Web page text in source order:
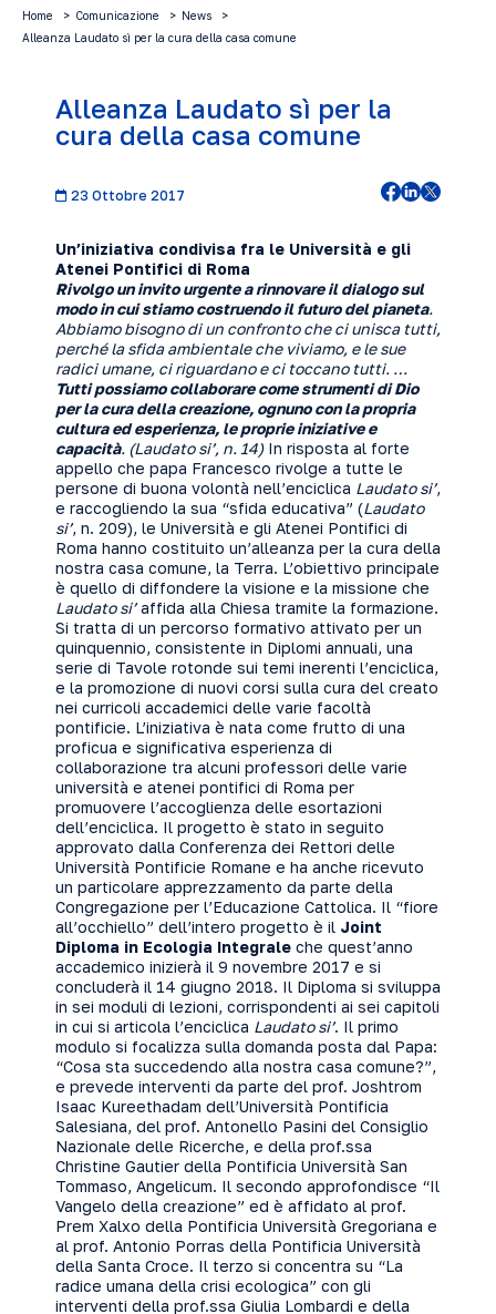
Home Comunicazione
News
Alleanza Laudato sì per la cura della casa comune
Alleanza Laudato sì per la
cura della casa comune
23 Ottobre 2017
Un’iniziativa condivisa fra le Università e gli
Atenei Pontifici di Roma
Rivolgo un invito urgente a rinnovare il dialogo sul
modo in cui stiamo costruendo il futuro del pianeta.
Abbiamo bisogno di un confronto che ci unisca tutti,
perché la sfida ambientale che viviamo, e le sue
radici umane, ci riguardano e ci toccano tutti. …
Tutti possiamo collaborare come strumenti di Dio
per la cura della creazione, ognuno con la propria
cultura ed esperienza, le proprie iniziative e
capacità. (Laudato si’, n. 14)In risposta al forte
appello che papa Francesco rivolge a tutte le
persone di buona volontà nell’enciclica Laudato si’,
e raccogliendo la sua “sfida educativa” (Laudato
si’, n. 209), le Università e gli Atenei Pontifici di
Roma hanno costituito un’alleanza per la cura della
nostra casa comune, la Terra. L’obiettivo principale
è quello di diffondere la visione e la missione che
Laudato si’affida alla Chiesa tramite la formazione.
Si tratta di un percorso formativo attivato per un
quinquennio, consistente in Diplomi annuali, una
serie di Tavole rotonde sui temi inerenti l’enciclica,
e la promozione di nuovi corsi sulla cura del creato
nei curricoli accademici delle varie facoltà
pontificie. L’iniziativa è nata come frutto di una
proficua e significativa esperienza di
collaborazione tra alcuni professori delle varie
università e atenei pontifici di Roma per
promuovere l’accoglienza delle esortazioni
dell’enciclica. Il progetto è stato in seguito
approvato dalla Conferenza dei Rettori delle
Università Pontificie Romane e ha anche ricevuto
un particolare apprezzamento da parte della
Congregazione per l’Educazione Cattolica. Il “fiore
all’occhiello” dell’intero progetto è il Joint
Diploma in Ecologia Integrale che quest’anno
accademico inizierà il 9 novembre 2017 e si
concluderà il 14 giugno 2018. Il Diploma si sviluppa
in sei moduli di lezioni, corrispondenti ai sei capitoli
in cui si articola l’enciclica Laudato si’. Il primo
modulo si focalizza sulla domanda posta dal Papa:
“Cosa sta succedendo alla nostra casa comune?”,
e prevede interventi da parte del prof. Joshtrom
Isaac Kureethadam dell’Università Pontificia
Salesiana, del prof. Antonello Pasini del Consiglio
Nazionale delle Ricerche, e della prof.ssa
Christine Gautier della Pontificia Università San
Tommaso, Angelicum. Il secondo approfondisce “Il
Vangelo della creazione” ed è affidato al prof.
Prem Xalxo della Pontificia Università Gregoriana e
al prof. Antonio Porras della Pontificia Università
della Santa Croce. Il terzo si concentra su “La
radice umana della crisi ecologica” con gli
interventi della prof.ssa Giulia Lombardi e della